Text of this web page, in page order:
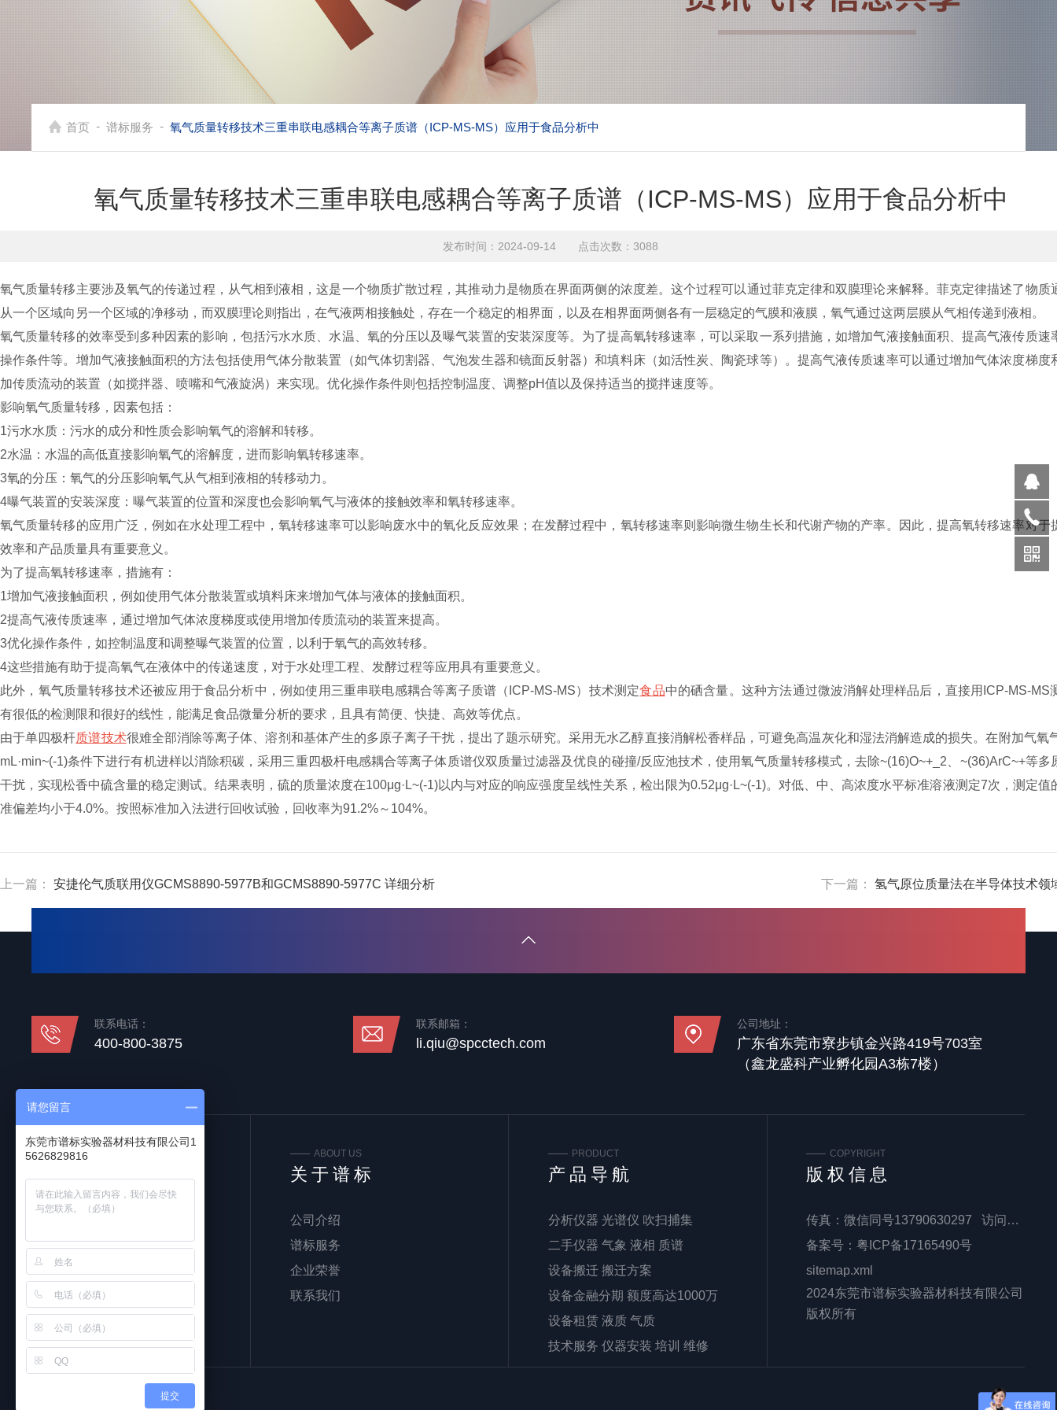
首页 - 谱标服务 - 氧气质量转移技术三重串联电感耦合等离子质谱（ICP-MS-MS）应用于食品分析中
氧气质量转移技术三重串联电感耦合等离子质谱（ICP-MS-MS）应用于食品分析中
发布时间：2024-09-14 点击次数：3088
氧气质量转移‌主要涉及氧气的传递过程，从气相到液相，这是一个物质扩散过程，其推动力是物质在界面两侧的浓度差。这个过程可以通过菲克定律和双膜理论来解释。菲克定律描述了物质
从一个区域向另一个区域的净移动，而双膜理论则指出，在气液两相接触处，存在一个稳定的相界面，以及在相界面两侧各有一层稳定的气膜和液膜，氧气通过这两层膜从气相传递到液相。
氧气质量转移的效率受到多种因素的影响，包括污水水质、水温、氧的分压以及曝气装置的安装深度等。为了提高氧转移速率，可以采取一系列措施，如增加气液接触面积、提高气液传质速
操作条件等。增加气液接触面积的方法包括使用气体分散装置（如气体切割器、气泡发生器和镜面反射器）和填料床（如活性炭、陶瓷球等）。提高气液传质速率可以通过增加气体浓度梯度
加传质流动的装置（如搅拌器、喷嘴和气液旋涡）来实现。优化操作条件则包括控制温度、调整pH值以及保持适当的搅拌速度等‌。
影响氧气质量转移，因素包括：
1‌污水水质‌：污水的成分和性质会影响氧气的溶解和转移。
2‌水温‌：水温的高低直接影响氧气的溶解度，进而影响氧转移速率。
‌3氧的分压‌：氧气的分压影响氧气从气相到液相的转移动力。
4‌曝气装置的安装深度‌：曝气装置的位置和深度也会影响氧气与液体的接触效率和氧转移速率。
氧气质量转移的应用广泛，例如在水处理工程中，氧转移速率可以影响废水中的氧化反应效果；在发酵过程中，氧转移速率则影响微生物生长和代谢产物的产率。因此，提高氧转移速率对于
效率和产品质量具有重要意义‌。
为了提高氧转移速率，措施有：
‌1增加气液接触面积‌，例如使用气体分散装置或填料床来增加气体与液体的接触面积。
2‌提高气液传质速率‌，通过增加气体浓度梯度或使用增加传质流动的装置来提高。
‌3优化操作条件‌，如控制温度和调整曝气装置的位置，以利于氧气的高效转移。
4这些措施有助于提高氧气在液体中的传递速度，对于水处理工程、发酵过程等应用具有重要意义‌。
此外，氧气质量转移技术还被应用于食品分析中，例如使用三重串联电感耦合等离子质谱（ICP-MS-MS）技术测定食品中的硒含量。这种方法通过微波消解处理样品后，直接用ICP-MS-MS
有很低的检测限和很好的线性，能满足食品微量分析的要求，且具有简便、快捷、高效等优点‌。
由于单四极杆质谱技术很难全部消除等离子体、溶剂和基体产生的多原子离子干扰，提出了题示研究。采用无水乙醇直接消解松香样品，可避免高温灰化和湿法消解造成的损失。在附加气氧
mL·min~(-1)条件下进行有机进样以消除积碳，采用三重四极杆电感耦合等离子体质谱仪双质量过滤器及优良的碰撞/反应池技术，使用氧气质量转移模式，去除~(16)O~+_2、~(36)ArC~+等多
干扰，实现松香中硫含量的稳定测试。结果表明，硫的质量浓度在100μg·L~(-1)以内与对应的响应强度呈线性关系，检出限为0.52μg·L~(-1)。对低、中、高浓度水平标准溶液测定7次，测定值
准偏差均小于4.0%。按照标准加入法进行回收试验，回收率为91.2%～104%。
上一篇： 安捷伦气质联用仪GCMS8890-5977B和GCMS8890-5977C 详细分析 下一篇： 氢气原位质量法‌在半导体技术领
联系电话：
400-800-3875
联系邮箱：
li.qiu@spcctech.com
公司地址：
广东省东莞市寮步镇金兴路419号703室
（鑫龙盛科产业孵化园A3栋7楼）
FOLLOW US
关注我们
ABOUT US
关于谱标
公司介绍
谱标服务
企业荣誉
联系我们
PRODUCT
产品导航
分析仪器 光谱仪 吹扫捕集
二手仪器 气象 液相 质谱
设备搬迁 搬迁方案
设备金融分期 额度高达1000万
设备租赁 液质 气质
技术服务 仪器安装 培训 维修
仪器配件 实验耗材
COPYRIGHT
版权信息
传真：微信同号13790630297 访问量：
备案号： 粤ICP备17165490号
sitemap.xml
2024东莞市谱标实验器材科技有限公司
版权所有
请您留言
东莞市谱标实验器材科技有限公司1
5626829816
提交